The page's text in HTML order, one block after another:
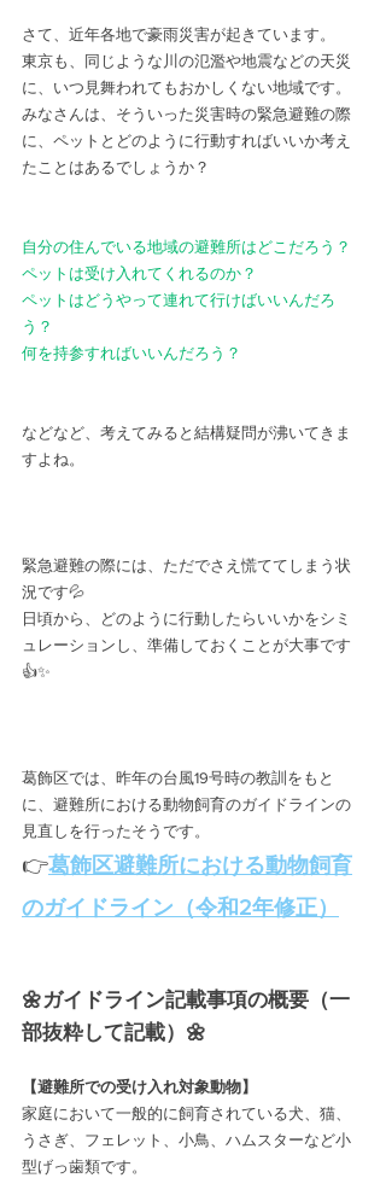
さて、近年各地で豪雨災害が起きています。
東京も、同じような川の氾濫や地震などの天災
に、いつ見舞われてもおかしくない地域です。
みなさんは、そういった災害時の緊急避難の際
に、ペットとどのように行動すればいいか考え
たことはあるでしょうか？
自分の住んでいる地域の避難所はどこだろう？
ペットは受け入れてくれるのか？
ペットはどうやって連れて行けばいいんだろ
う？
何を持参すればいいんだろう？
などなど、考えてみると結構疑問が沸いてきま
すよね。
緊急避難の際には、ただでさえ慌ててしまう状
況です💦
日頃から、どのように行動したらいいかをシミ
ュレーションし、準備しておくことが大事です
👍✨
葛飾区では、昨年の台風19号時の教訓をもと
に、避難所における動物飼育のガイドラインの
見直しを行ったそうです。
👉葛飾区避難所における動物飼育
のガイドライン（令和2年修正）
🌼ガイドライン記載事項の概要（一
部抜粋して記載）🌼
【避難所での受け入れ対象動物】
家庭において一般的に飼育されている犬、猫、
うさぎ、フェレット、小鳥、ハムスターなど小
型げっ歯類です。